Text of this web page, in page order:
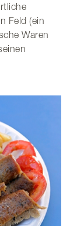
Feld (ein
Waren